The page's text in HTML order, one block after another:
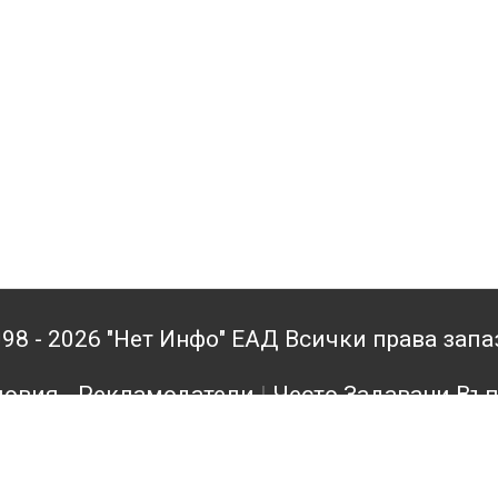
- 2026 "Нет Инфо" ЕАД Всички права
- Рекламодатели|Често Задавани